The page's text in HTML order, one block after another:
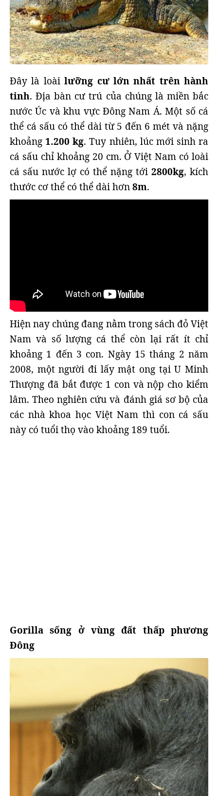
Đây là loàilưỡng cư lớn nhất trên hành
tinh. Địa bàn cư trú của chúng là miền bắc
nước Úc và khu vực Đông Nam Á. Một số cá
thể cá sấu có thể dài từ 5 đến 6 mét và nặng
khoảng1.200 kg. Tuy nhiên, lúc mới sinh ra
cá sấu chỉ khoảng 20 cm. Ở Việt Nam có loài
cá sấu nước lợ có thể nặng tới 2800kg, kích
thước cơ thể có thể dài hơn8m.
Hiện nay chúng đang nằm trong sách đỏ Việt
Nam và số lượng cá thể còn lại rất ít chỉ
khoảng 1 đến 3 con. Ngày 15 tháng 2 năm
2008, một người đi lấy mật ong tại U Minh
Thượng đã bắt được 1 con và nộp cho kiểm
lâm. Theo nghiên cứu và đánh giá sơ bộ của
các nhà khoa học Việt Nam thì con cá sấu
này có tuổi thọ vào khoảng 189 tuổi.
Gorilla sống ở vùng đất thấp phương
Đông